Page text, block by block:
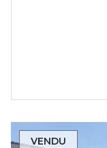
VENDU